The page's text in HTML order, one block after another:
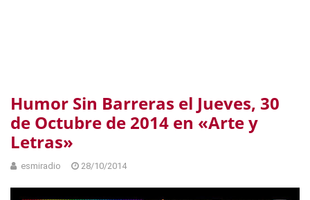
Humor Sin Barreras el Jueves, 30
de Octubre de 2014 en «Arte y
Letras»
esmiradio 28/10/2014